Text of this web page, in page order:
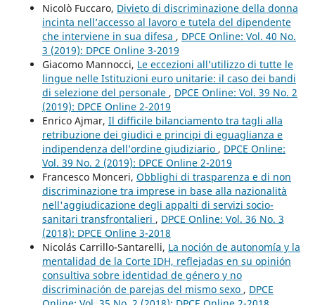
Nicolò Fuccaro, Divieto di discriminazione della donna
incinta nell’accesso al lavoro e tutela del dipendente
che interviene in sua difesa , DPCE Online: Vol. 40 No.
3 (2019): DPCE Online 3-2019
Giacomo Mannocci, Le eccezioni all’utilizzo di tutte le
lingue nelle Istituzioni euro unitarie: il caso dei bandi
di selezione del personale , DPCE Online: Vol. 39 No. 2
(2019): DPCE Online 2-2019
Enrico Ajmar, Il difficile bilanciamento tra tagli alla
retribuzione dei giudici e principi di eguaglianza e
indipendenza dell’ordine giudiziario , DPCE Online:
Vol. 39 No. 2 (2019): DPCE Online 2-2019
Francesco Monceri, Obblighi di trasparenza e di non
discriminazione tra imprese in base alla nazionalità
nell'aggiudicazione degli appalti di servizi socio-
sanitari transfrontalieri , DPCE Online: Vol. 36 No. 3
(2018): DPCE Online 3-2018
Nicolás Carrillo-Santarelli, La noción de autonomía y la
mentalidad de la Corte IDH, reflejadas en su opinión
consultiva sobre identidad de género y no
discriminación de parejas del mismo sexo , DPCE